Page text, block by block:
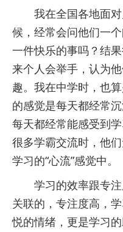
我在全国各地面对
候，经常会问他们一
一件快乐的事吗？结
来个人会举手，认为
趣。我在中学时，也
的感觉是每天都经常
每天都经常能感受到
很多学霸交流时，他
学习的“心流”感觉中。
学习的效率跟专注
关联的，专注度高，
悦的情绪，更是学习